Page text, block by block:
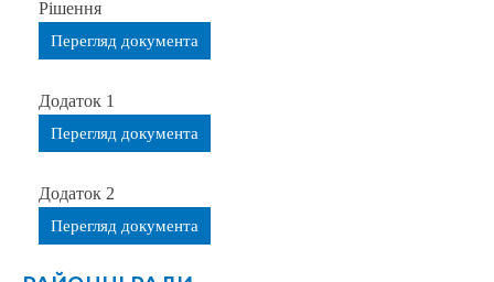
Рішення
Перегляд документа
Додаток 1
Перегляд документа
Додаток 2
Перегляд документа